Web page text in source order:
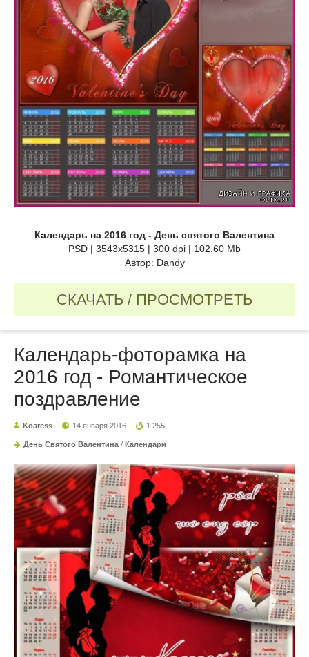
Календарь на 2016 год - День святого Валентина
PSD | 3543x5315 | 300 dpi | 102.60 Mb
Автор: Dandy
СКАЧАТЬ / ПРОСМОТРЕТЬ
Календарь-фоторамка на
2016 год - Романтическое
поздравление
Koaress 14 января 2016 1 255
День Святого Валентина / Календари